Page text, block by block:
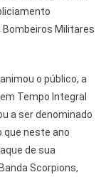
Bombeiros Militares
o público, a
Tempo Integral
a ser denominado
que neste ano
de sua
Scorpions,